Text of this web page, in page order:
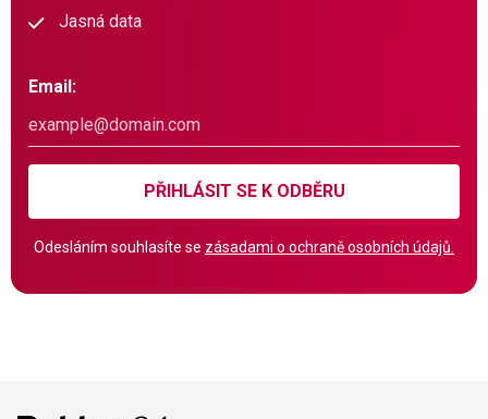
Jasná data
Email:
PŘIHLÁSIT SE K ODBĚRU
Odesláním souhlasíte se zásadami o ochraně osobních údajů.